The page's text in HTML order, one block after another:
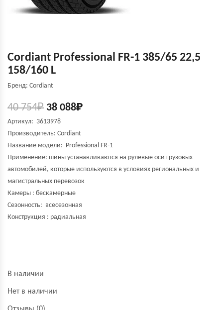
Cordiant Professional FR-1 385/65 22,5
158/160 L
Бренд: Cordiant
40 754₽ 38 088₽
Артикул: 3613978
Производитель: Cordiant
Название модели: Professional FR-1
Применение: шины устанавливаются на рулевые оси грузовых
автомобилей, которые используются в условиях региональных и
магистральных перевозок
Камеры : бескамерные
Сезонность: всесезонная
Конструкция : радиальная
В наличии
Нет в наличии